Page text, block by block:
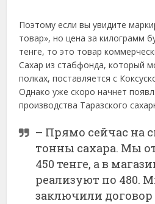
Поэтому если вы увидите
товар», но цена за килограмм
тенге, то это товар
Сахар из стабфонда, который
полках, поставляется с
Однако уже скоро начнет
производства Таразского
– Прямо сейчас на
тонны сахара. Мы
450 тенге, а в
реализуют по 480.
заключили договор